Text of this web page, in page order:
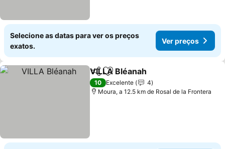
Selecione as datas para ver os preços
exatos.
Ver preços
PartilharAdicionar aos favoritos
VILLA Bléanah
10 Excelente
4
Moura, a 12.5 km de Rosal de la Frontera